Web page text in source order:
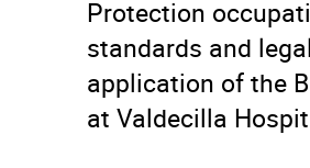
Protection
standards and
application of the
at Valdecilla